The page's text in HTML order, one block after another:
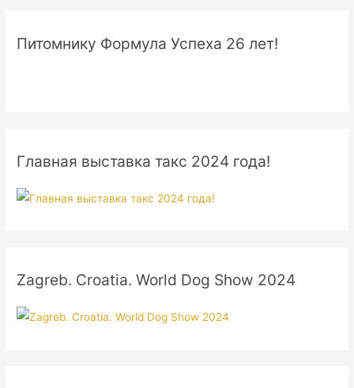
Питомнику Формула Успеха 26 лет!
Главная выставка такс 2024 года!
Zagreb. Croatia. World Dog Show 2024